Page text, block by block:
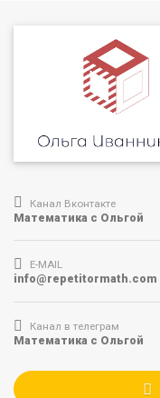
Канал Вконтакте
Математика с Ольгой
E-MAIL
info@repetitormath.com
Канал в телеграм
Математика с Ольгой